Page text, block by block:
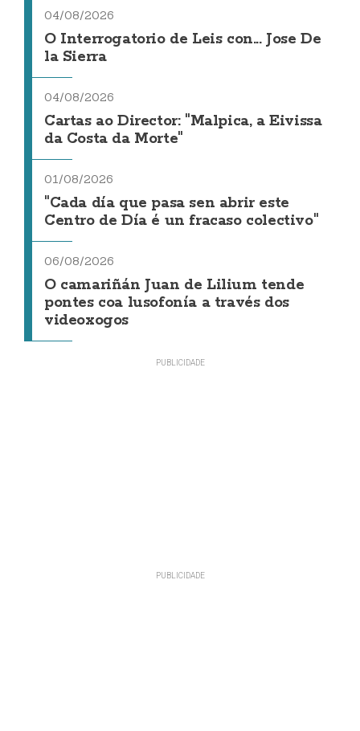
04/08/2026
O Interrogatorio de Leis con... Jose De
la Sierra
04/08/2026
Cartas ao Director: "Malpica, a Eivissa
da Costa da Morte"
01/08/2026
"Cada día que pasa sen abrir este
Centro de Día é un fracaso colectivo"
06/08/2026
O camariñán Juan de Lilium tende
pontes coa lusofonía a través dos
videoxogos